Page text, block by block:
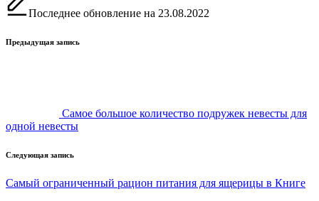
Последнее обновление на 23.08.2022
Навигация
Предыдущая запись
Самое большое количество подружек невесты для
одной невесты
Следующая запись
Самый ограниченный рацион питания для ящерицы в Книге